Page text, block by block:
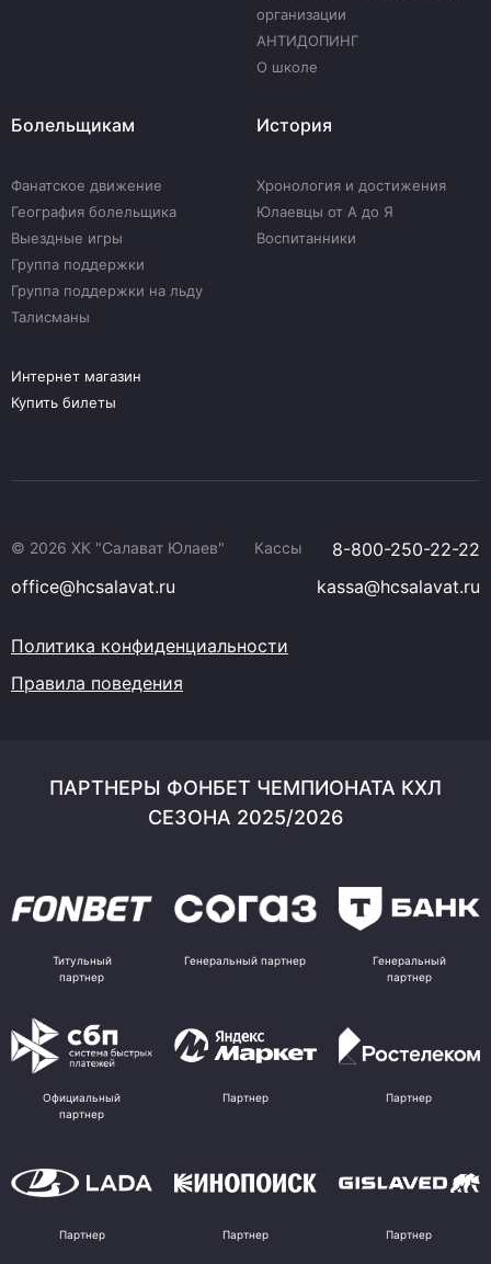
организации
АНТИДОПИНГ
О школе
Болельщикам
Фанатское движение
География болельщика
Выездные игры
Группа поддержки
Группа поддержки на льду
Талисманы
История
Хронология и достижения
Юлаевцы от А до Я
Воспитанники
Интернет магазин
Купить билеты
© 2026 ХК "Салават Юлаев" Кассы
8-800-250-22-22
office@hcsalavat.ru
kassa@hcsalavat.ru
Политика конфиденциальности
Правила поведения
ПАРТНЕРЫ ФОНБЕТ ЧЕМПИОНАТА КХЛ
СЕЗОНА 2025/2026
Титульный
партнер
Генеральный партнер
Генеральный
партнер
Официальный
партнер
Партнер Партнер
Партнер Партнер Партнер